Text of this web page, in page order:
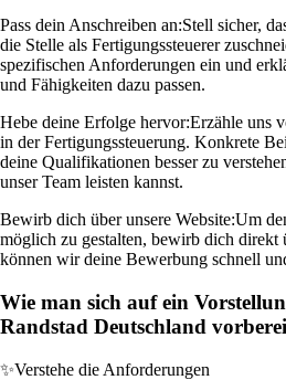
Pass dein Anschreiben an:Stell sicher,
die Stelle als Fertigungssteuerer
spezifischen Anforderungen ein und
und Fähigkeiten dazu passen.
Hebe deine Erfolge hervor:Erzähle uns
in der Fertigungssteuerung. Konkrete
deine Qualifikationen besser zu
unser Team leisten kannst.
Bewirb dich über unsere Website:Um
möglich zu gestalten, bewirb dich direkt
können wir deine Bewerbung schnell
Wie man sich auf ein
Randstad Deutschland
✨Verstehe die Anforderungen